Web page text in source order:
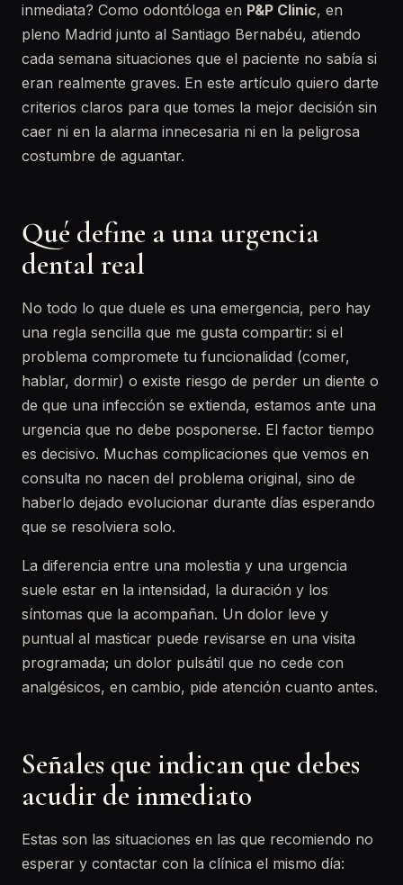
inmediata? Como odontóloga en P&P Clinic, en
pleno Madrid junto al Santiago Bernabéu, atiendo
cada semana situaciones que el paciente no sabía si
eran realmente graves. En este artículo quiero darte
criterios claros para que tomes la mejor decisión sin
caer ni en la alarma innecesaria ni en la peligrosa
costumbre de aguantar.
Qué define a una urgencia
dental real
No todo lo que duele es una emergencia, pero hay
una regla sencilla que me gusta compartir: si el
problema compromete tu funcionalidad (comer,
hablar, dormir) o existe riesgo de perder un diente o
de que una infección se extienda, estamos ante una
urgencia que no debe posponerse. El factor tiempo
es decisivo. Muchas complicaciones que vemos en
consulta no nacen del problema original, sino de
haberlo dejado evolucionar durante días esperando
que se resolviera solo.
La diferencia entre una molestia y una urgencia
suele estar en la intensidad, la duración y los
síntomas que la acompañan. Un dolor leve y
puntual al masticar puede revisarse en una visita
programada; un dolor pulsátil que no cede con
analgésicos, en cambio, pide atención cuanto antes.
Señales que indican que debes
acudir de inmediato
Estas son las situaciones en las que recomiendo no
esperar y contactar con la clínica el mismo día: